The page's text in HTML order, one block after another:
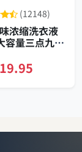
(12148)
浓缩洗衣液
容量三点九升